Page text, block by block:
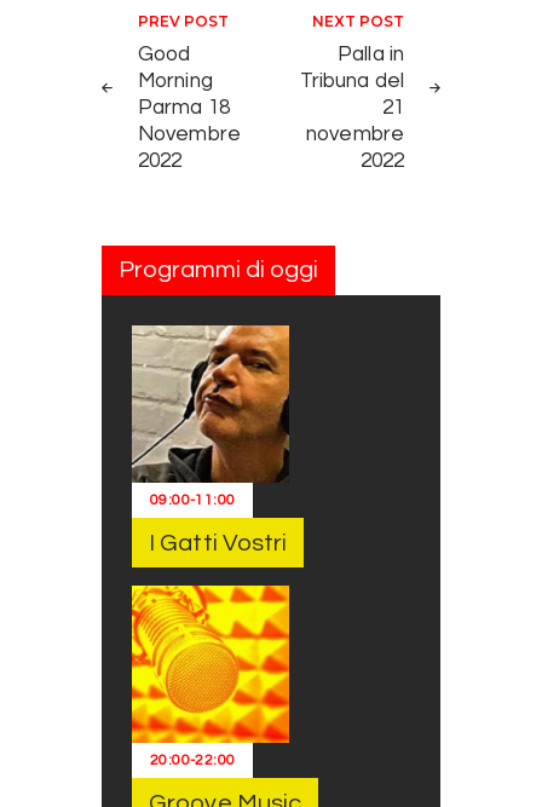
Navigazione articoli
PREV POST
Good
Morning
Parma 18
Novembre
2022
NEXT POST
Palla in
Tribuna del
21
novembre
2022
Programmi di oggi
09:00-11:00
I Gatti Vostri
20:00-22:00